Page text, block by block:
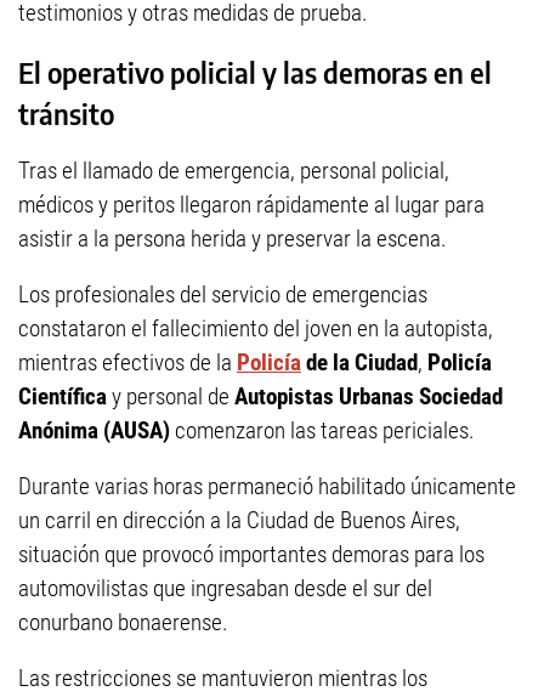
testimonios y otras medidas de prueba.
El operativo policial y las demoras en el
tránsito
Tras el llamado de emergencia, personal policial,
médicos y peritos llegaron rápidamente al lugar para
asistir a la persona herida y preservar la escena.
Los profesionales del servicio de emergencias
constataron el fallecimiento del joven en la autopista,
mientras efectivos de la Policíade la Ciudad, Policía
Científicay personal de Autopistas Urbanas Sociedad
Anónima (AUSA) comenzaron las tareas periciales.
Durante varias horas permaneció habilitado únicamente
un carril en dirección a la Ciudad de Buenos Aires,
situación que provocó importantes demoras para los
automovilistas que ingresaban desde el sur del
conurbano bonaerense.
Las restricciones se mantuvieron mientras los